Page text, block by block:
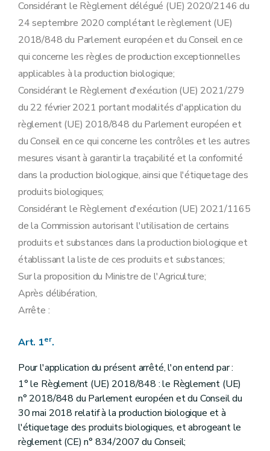
Considérant le Règlement délégué (UE) 2020/2146 du
24 septembre 2020 complétant le règlement (UE)
2018/848 du Parlement européen et du Conseil en ce
qui concerne les règles de production exceptionnelles
applicables à la production biologique;
Considérant le Règlement d'exécution (UE) 2021/279
du 22 février 2021 portant modalités d'application du
règlement (UE) 2018/848 du Parlement européen et
du Conseil en ce qui concerne les contrôles et les autres
mesures visant à garantir la traçabilité et la conformité
dans la production biologique, ainsi que l'étiquetage des
produits biologiques;
Considérant le Règlement d'exécution (UE) 2021/1165
de la Commission autorisant l'utilisation de certains
produits et substances dans la production biologique et
établissant la liste de ces produits et substances;
Sur la proposition du Ministre de l'Agriculture;
Après délibération,
Arrête :
Art. 1er.
Pour l'application du présent arrêté, l'on entend par :
1° le Règlement (UE) 2018/848 : le Règlement (UE)
n° 2018/848 du Parlement européen et du Conseil du
30 mai 2018 relatif à la production biologique et à
l'étiquetage des produits biologiques, et abrogeant le
règlement (CE) n° 834/2007 du Conseil;